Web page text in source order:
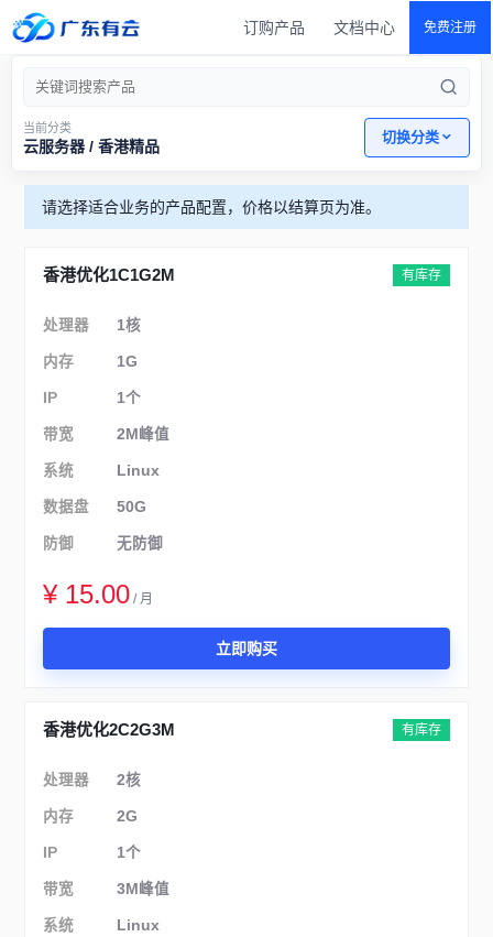
订购产品 文档中心 免费注册
当前分类
云服务器 / 香港精品
切换分类
请选择适合业务的产品配置，价格以结算页为准。
香港优化1C1G2M 有库存
处理器 1核
内存 1G
IP 1个
带宽 2M峰值
系统 Linux
数据盘 50G
防御 无防御
¥ 15.00 / 月
立即购买
香港优化2C2G3M 有库存
处理器 2核
内存 2G
IP 1个
带宽 3M峰值
系统 Linux